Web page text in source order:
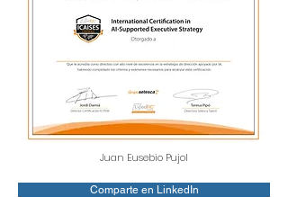
Juan Eusebio Pujol
Comparte en LinkedIn